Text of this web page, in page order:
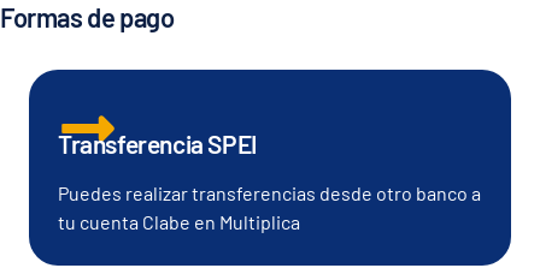
Formas de pago
Transferencia SPEI
Puedes realizar transferencias desde otro banco a
tu cuenta Clabe en Multiplica